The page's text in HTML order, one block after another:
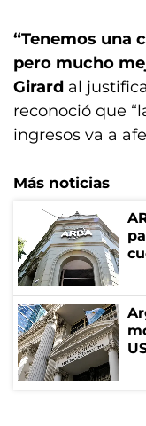
“Tenemos una
pero mucho
Girard al
reconoció que
ingresos va a
Más noticias